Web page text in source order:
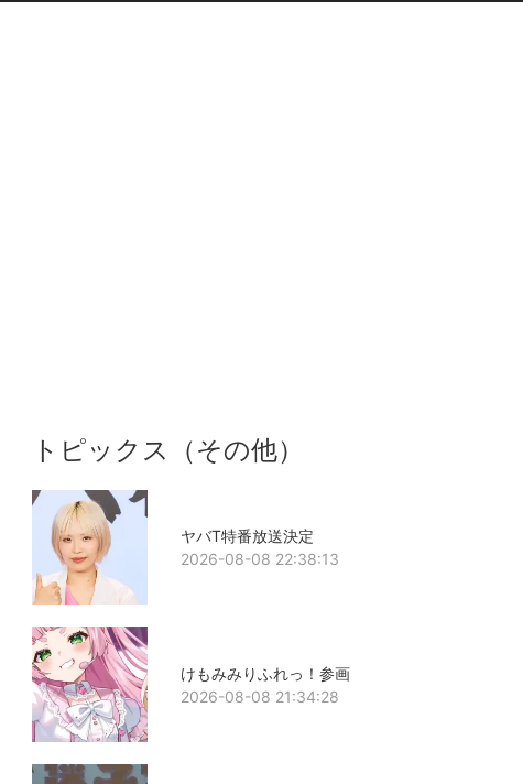
トピックス（その他）
ヤバT特番放送決定
2026-08-08 22:38:13
けもみみりふれっ！参画
2026-08-08 21:34:28